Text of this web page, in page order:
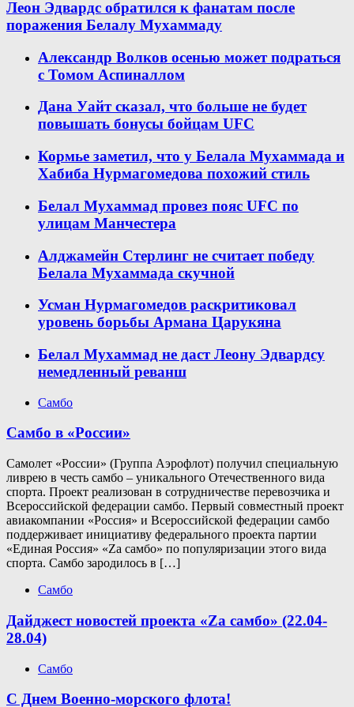
Леон Эдвардс обратился к фанатам после
поражения Белалу Мухаммаду
Александр Волков осенью может подраться
с Томом Аспиналлом
Дана Уайт сказал, что больше не будет
повышать бонусы бойцам UFC
Кормье заметил, что у Белала Мухаммада и
Хабиба Нурмагомедова похожий стиль
Белал Мухаммад провез пояс UFC по
улицам Манчестера
Алджамейн Стерлинг не считает победу
Белала Мухаммада скучной
Усман Нурмагомедов раскритиковал
уровень борьбы Армана Царукяна
Белал Мухаммад не даст Леону Эдвардсу
немедленный реванш
Самбо
Самбо в «России»
Самолет «России» (Группа Аэрофлот) получил специальную
ливрею в честь самбо – уникального Отечественного вида
спорта. Проект реализован в сотрудничестве перевозчика и
Всероссийской федерации самбо. Первый совместный проект
авиакомпании «Россия» и Всероссийской федерации самбо
поддерживает инициативу федерального проекта партии
«Единая Россия» «Zа самбо» по популяризации этого вида
спорта. Самбо зародилось в […]
Самбо
Дайджест новостей проекта «Zа самбо» (22.04-
28.04)
Самбо
С Днем Военно-морского флота!